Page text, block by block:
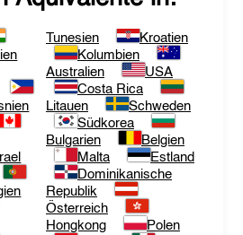
Tunesien
Kroatien
Kolumbien
Australien
USA
Costa Rica
Litauen
Schweden
Südkorea
Bulgarien
Belgien
Malta
Estland
Dominikanische
Republik
Österreich
Hongkong
Polen